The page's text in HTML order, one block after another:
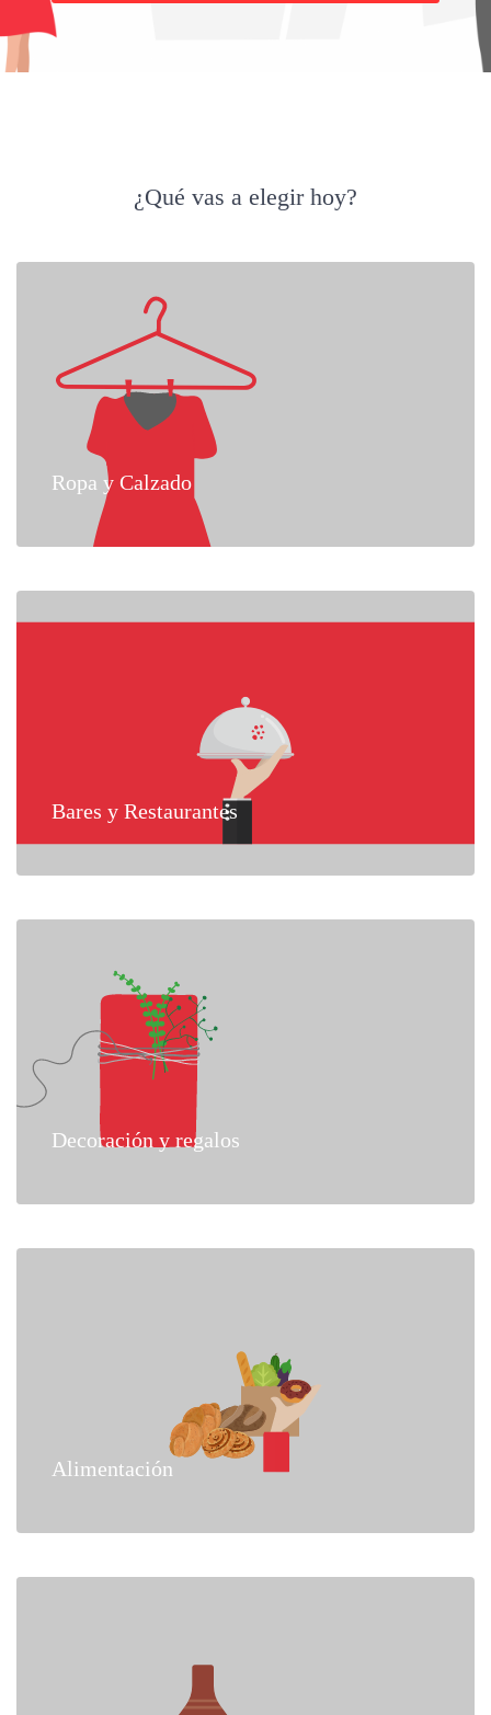
¿Qué vas a elegir hoy?
Ropa y Calzado
Bares y Restaurantes
Decoración y regalos
Alimentación